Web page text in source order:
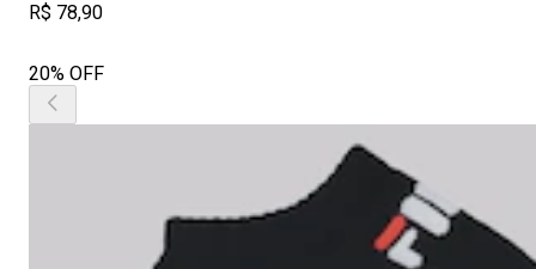
R$ 78,90
20% OFF